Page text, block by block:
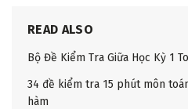
READ ALSO
Bộ Đề Kiểm Tra Giữa Học Kỳ 1
34 đề kiểm tra 15 phút môn
hàm